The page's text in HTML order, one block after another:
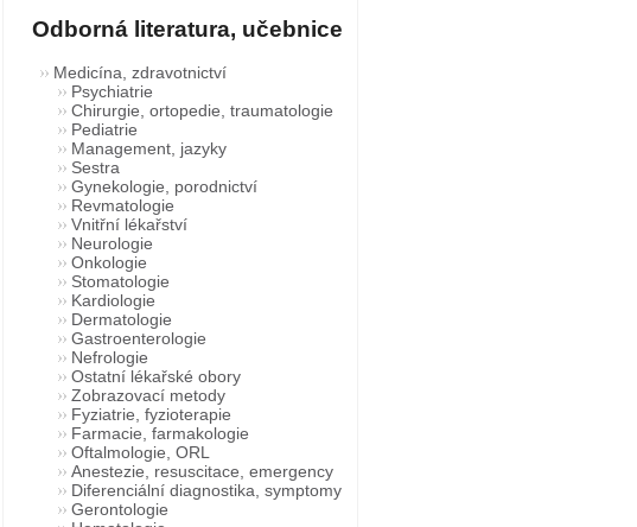
Odborná literatura, učebnice
Medicína, zdravotnictví
Psychiatrie
Chirurgie, ortopedie, traumatologie
Pediatrie
Management, jazyky
Sestra
Gynekologie, porodnictví
Revmatologie
Vnitřní lékařství
Neurologie
Onkologie
Stomatologie
Kardiologie
Dermatologie
Gastroenterologie
Nefrologie
Ostatní lékařské obory
Zobrazovací metody
Fyziatrie, fyzioterapie
Farmacie, farmakologie
Oftalmologie, ORL
Anestezie, resuscitace, emergency
Diferenciální diagnostika, symptomy
Gerontologie